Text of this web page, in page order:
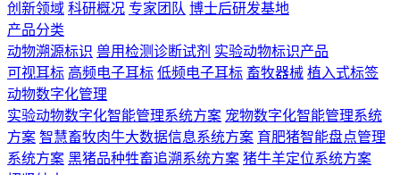
创新领域 科研概况 专家团队 博士后研发基地
产品分类
动物溯源标识 兽用检测诊断试剂 实验动物标识产品
可视耳标 高频电子耳标 低频电子耳标 畜牧器械 植入式标签
动物数字化管理
实验动物数字化智能管理系统方案 宠物数字化智能管理系统
方案 智慧畜牧肉牛大数据信息系统方案 育肥猪智能盘点管理
系统方案 黑猪品种牲畜追溯系统方案 猪牛羊定位系统方案